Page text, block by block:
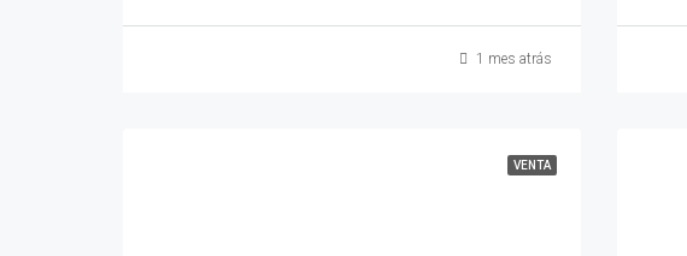
1 mes atrás
VENTA